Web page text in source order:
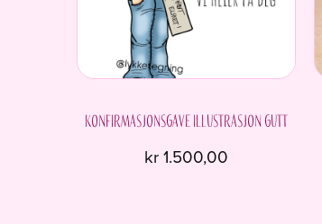
Konfirmasjonsgave Illustrasjon Gutt
kr1.500,00